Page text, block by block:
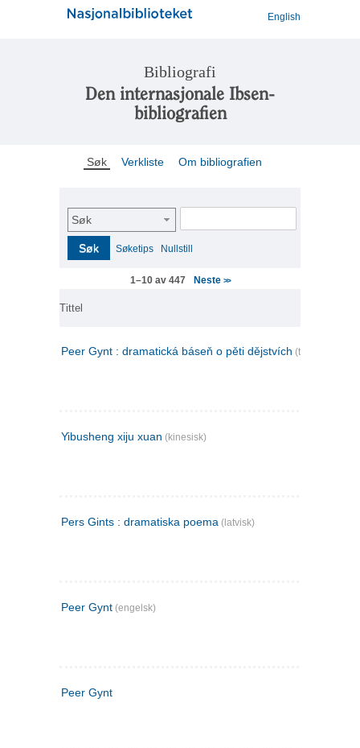
English
Bibliografi
Den internasjonale Ibsen-
bibliografien
Søk Verkliste Om bibliografien
Søk
Søk Søketips Nullstill
1–10 av 447 Neste >>
Tittel
Peer Gynt : dramatická báseň o pěti dějstvích (tsjekkisk)
Yibusheng xiju xuan (kinesisk)
Pers Gints : dramatiska poema (latvisk)
Peer Gynt (engelsk)
Peer Gynt